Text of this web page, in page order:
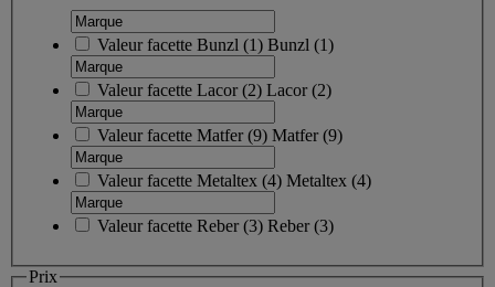
Valeur facette Bunzl (1) Bunzl (1)
Valeur facette Lacor(2) Lacor(2)
Valeur facette Matfer(9) Matfer(9)
Valeur facette Metaltex (4) Metaltex (4)
Valeur facette Reber(3) Reber(3)
Prix